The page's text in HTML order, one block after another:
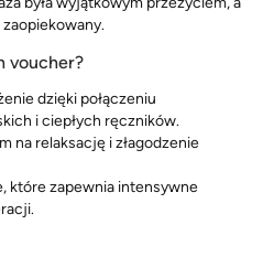
voucher?
dzięki połączeniu
i ciepłych ręczników.
na relaksację i złagodzenie
które zapewnia intensywne